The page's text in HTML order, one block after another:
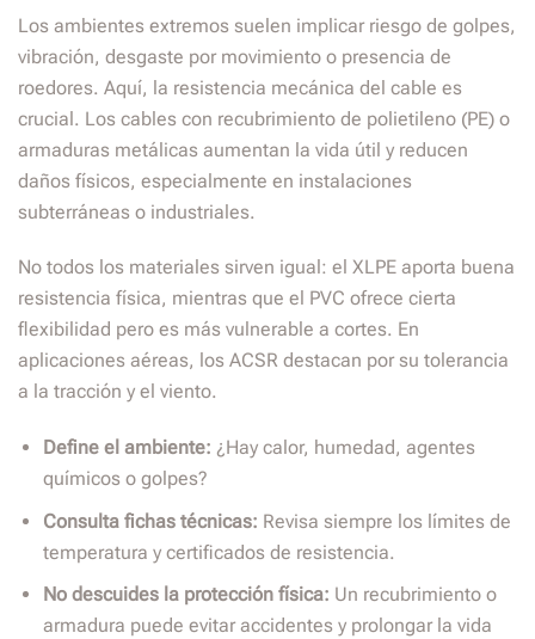
Los ambientes extremos suelen implicar riesgo de golpes,
vibración, desgaste por movimiento o presencia de
roedores. Aquí, la resistencia mecánica del cable es
crucial. Los cables con recubrimiento de polietileno (PE) o
armaduras metálicas aumentan la vida útil y reducen
daños físicos, especialmente en instalaciones
subterráneas o industriales.
No todos los materiales sirven igual: el XLPE aporta buena
resistencia física, mientras que el PVC ofrece cierta
flexibilidad pero es más vulnerable a cortes. En
aplicaciones aéreas, los ACSR destacan por su tolerancia
a la tracción y el viento.
Define el ambiente: ¿Hay calor, humedad, agentes
químicos o golpes?
Consulta fichas técnicas: Revisa siempre los límites de
temperatura y certificados de resistencia.
No descuides la protección física: Un recubrimiento o
armadura puede evitar accidentes y prolongar la vida